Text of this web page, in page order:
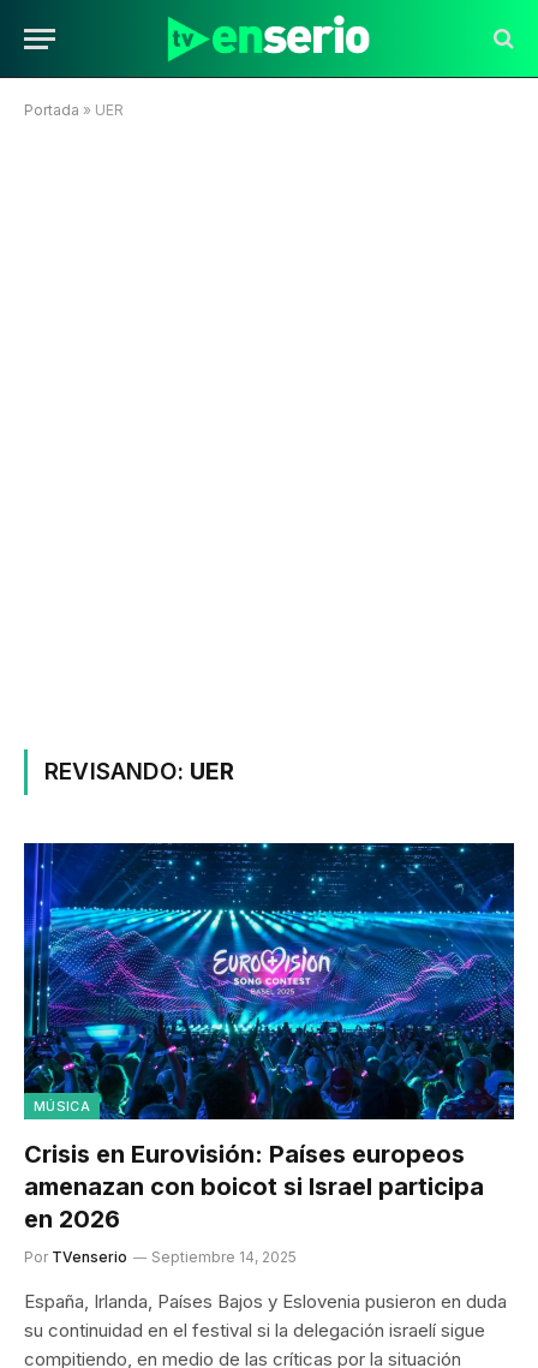
Portada » UER
REVISANDO: UER
MÚSICA
Crisis en Eurovisión: Países europeos
amenazan con boicot si Israel participa
en 2026
Por TVenserio Septiembre 14, 2025
España, Irlanda, Países Bajos y Eslovenia pusieron en duda
su continuidad en el festival si la delegación israelí sigue
compitiendo, en medio de las críticas por la situación